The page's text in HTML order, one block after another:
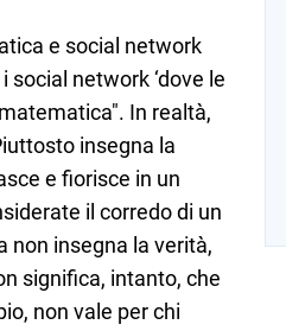
e social network
network ‘dove le
In realtà,
insegna la
e fiorisce in un
il corredo di un
non insegna la verità,
significa, intanto, che
non vale per chi